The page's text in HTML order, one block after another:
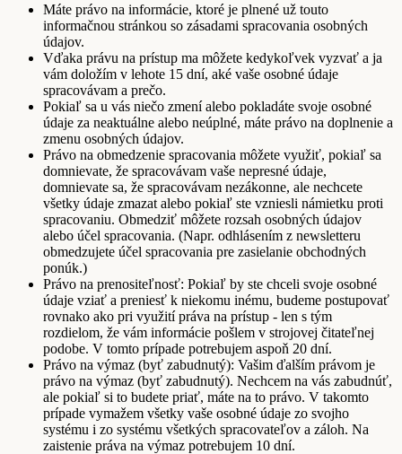
Máte právo na informácie, ktoré je plnené už touto
informačnou stránkou so zásadami spracovania osobných
údajov.
Vďaka právu na prístup ma môžete kedykoľvek vyzvať a ja
vám doložím v lehote 15 dní, aké vaše osobné údaje
spracovávam a prečo.
Pokiaľ sa u vás niečo zmení alebo pokladáte svoje osobné
údaje za neaktuálne alebo neúplné, máte právo na doplnenie a
zmenu osobných údajov.
Právo na obmedzenie spracovania môžete využiť, pokiaľ sa
domnievate, že spracovávam vaše nepresné údaje,
domnievate sa, že spracovávam nezákonne, ale nechcete
všetky údaje zmazat alebo pokiaľ ste vzniesli námietku proti
spracovaniu. Obmedziť môžete rozsah osobných údajov
alebo účel spracovania. (Napr. odhlásením z newsletteru
obmedzujete účel spracovania pre zasielanie obchodných
ponúk.)
Právo na prenositeľnosť: Pokiaľ by ste chceli svoje osobné
údaje vziať a preniesť k niekomu inému, budeme postupovať
rovnako ako pri využití práva na prístup - len s tým
rozdielom, že vám informácie pošlem v strojovej čitateľnej
podobe. V tomto prípade potrebujem aspoň 20 dní.
Právo na výmaz (byť zabudnutý): Vašim ďalším právom je
právo na výmaz (byť zabudnutý). Nechcem na vás zabudnúť,
ale pokiaľ si to budete priať, máte na to právo. V takomto
prípade vymažem všetky vaše osobné údaje zo svojho
systému i zo systému všetkých spracovateľov a záloh. Na
zaistenie práva na výmaz potrebujem 10 dní.